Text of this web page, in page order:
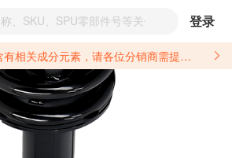
登录
强制实施的，其只是避免昂贵诉讼的一种有效的方法。只要企业在保证其使用的另外的警示标语是“清晰和合理”并符合加州65法案要求的，那也是可以被接受的。*请充分了解第三方销售平台对商品上架规要求，并根据对应平台规则调整相关商品信息后进行上架，以免造成您不必要损失。 汽配产品上架注意事项： 不同第三方平台对于适配车型等信息的填写要求各有不同。例如：亚马逊明确禁止在产品标题、卖点和描述中直接使用适配车型的年份、品牌和型号信息；请您仔细研究并熟悉所销售平台关于汽配产品上架销售的具体规则，如果因上架的汽配产品信息填写不符合所销售平台要求，产生违规/侵权等问题所造成的损失需您自行承担。